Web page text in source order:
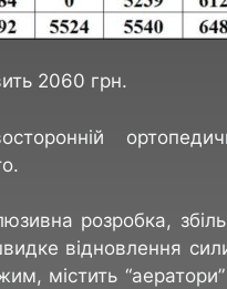
2060 грн.
розробка,
відновлення
містить